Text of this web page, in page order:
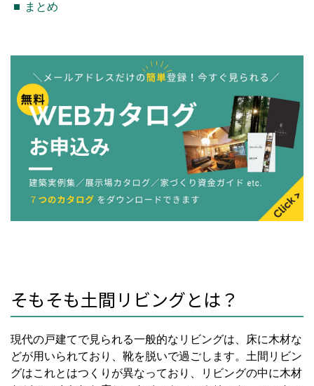
まとめ
そもそも土間リビングとは？
現代の戸建てで見られる一般的なリビングは、床に木材な
どが用いられており、靴を脱いで過ごします。土間リビン
グはこれとはつくりが異なっており、リビングの中に木材